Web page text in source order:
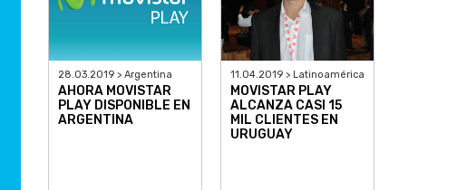
28.03.2019 > Argentina
AHORA MOVISTAR
PLAY DISPONIBLE EN
ARGENTINA
11.04.2019 > Latinoamérica
MOVISTAR PLAY
ALCANZA CASI 15
MIL CLIENTES EN
URUGUAY